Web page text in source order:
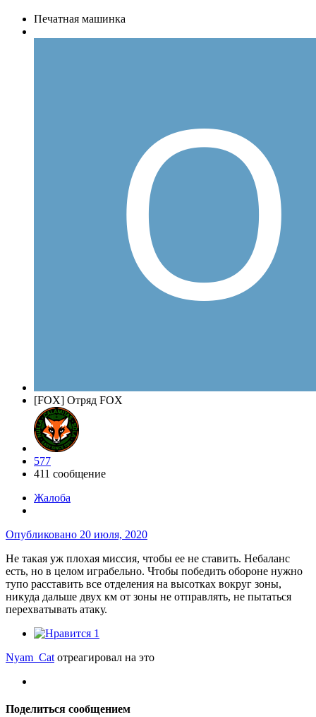
Печатная машинка
[FOX] Отряд FOX
577
411 сообщение
Жалоба
Опубликовано 20 июля, 2020
Не такая уж плохая миссия, чтобы ее не ставить. Небаланс
есть, но в целом играбельно. Чтобы победить обороне нужно
тупо расставить все отделения на высотках вокруг зоны,
никуда дальше двух км от зоны не отправлять, не пытаться
перехватывать атаку.
1
Nyam_Cat отреагировал на это
Поделиться сообщением